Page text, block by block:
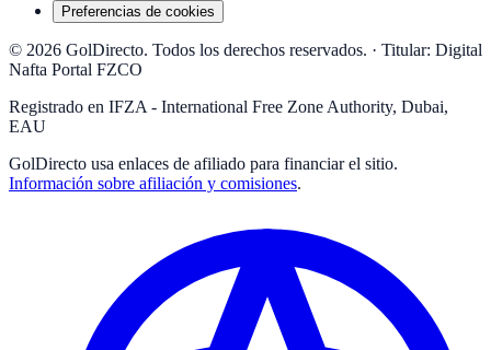
Preferencias de cookies
© 2026 GolDirecto. Todos los derechos reservados. · Titular: Digital
Nafta Portal FZCO
Registrado en IFZA - International Free Zone Authority, Dubai,
EAU
GolDirecto usa enlaces de afiliado para financiar el sitio.
Información sobre afiliación y comisiones.